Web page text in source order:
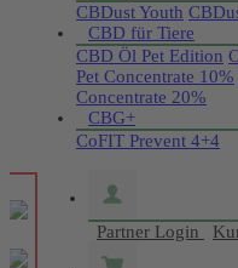
CBDust Youth
CBD für Tiere
CBD Öl Pet Edition
Pet Concentrate 10%
Concentrate 20%
CBG+
CoFIT Prevent 4+4
Partner Login